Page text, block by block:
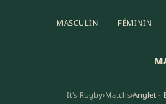
MASCULIN FÉMININ
It's Rugby›Matchs›Anglet -